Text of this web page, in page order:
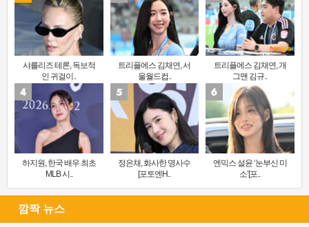
샤를리즈 테론, 독보적
인 귀걸이..
트리플에스 김채연, 서
울월드컵..
트리플에스 김채연, 개
그맨 김규..
하지원, 한국 배우 최초
MLB 시..
정은채, 화사한 명사수
[포토엔H..
엔믹스 설윤 ‘눈부신 미
소’[포..
깜짝 뉴스